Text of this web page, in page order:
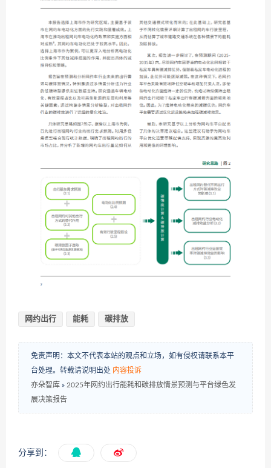
网约出行 能耗 碳排放
免责声明：本文不代表本站的观点和立场，如有侵权请联系本平
台处理。转载请说明出处 内容投诉
亦朵智库 » 2025年网约出行能耗和碳排放情景预测与平台绿色发
展决策报告
分享到：